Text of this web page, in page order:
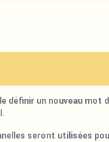
définir un nouveau mot
seront utilisées